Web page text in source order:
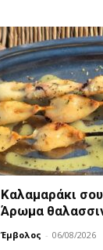
Καλαμαράκι
Άρωμα
Έμβολος - 06/08/2026